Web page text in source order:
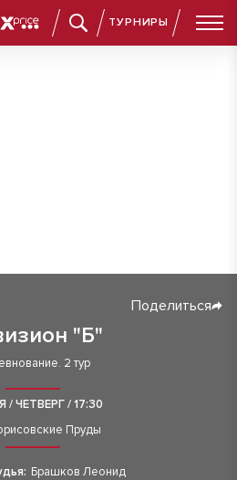
ТУРНИРЫ
"Б"
Поделиться
2 тур
/ ЧЕТВЕРГ / 17:30
Пруды
Брашков Леонид